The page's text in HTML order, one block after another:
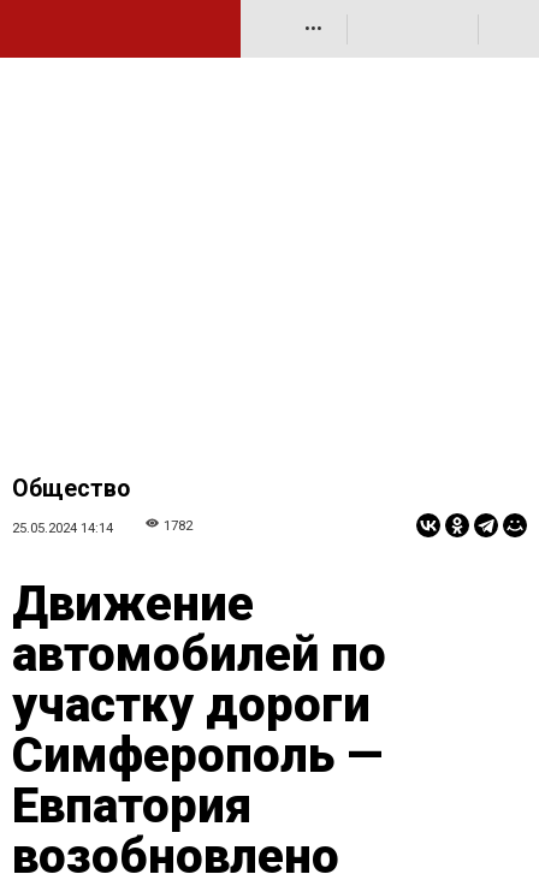
•••
Общество
25.05.2024 14:14 1782
Движение
автомобилей по
участку дороги
Симферополь —
Евпатория
возобновлено